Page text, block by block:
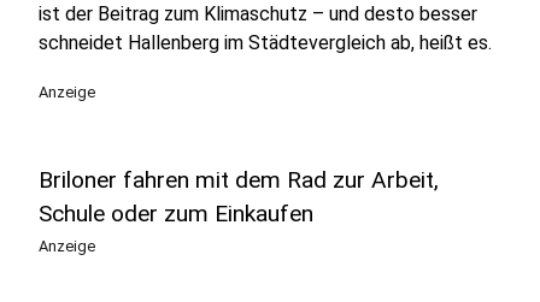
ist der Beitrag zum Klimaschutz – und desto besser
schneidet Hallenberg im Städtevergleich ab, heißt es.
Anzeige
Briloner fahren mit dem Rad zur Arbeit,
Schule oder zum Einkaufen
Anzeige